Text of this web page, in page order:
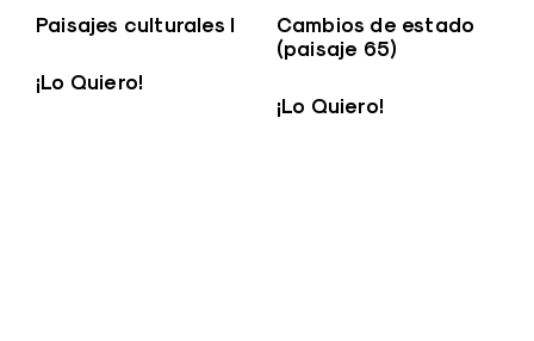
Paisajes culturales I
¡Lo Quiero!
Cambios de estado
(paisaje 65)
¡Lo Quiero!